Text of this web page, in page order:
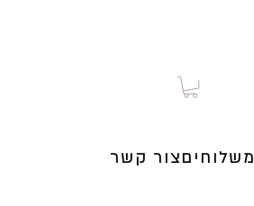
צור קשרמשלוחים